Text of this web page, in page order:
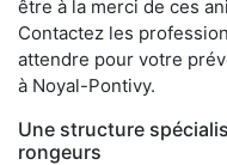
être à la merci de ces
Contactez les
attendre pour votre
à Noyal-Pontivy.
Une structure
rongeurs